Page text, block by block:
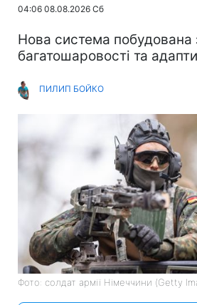
04:06 08.08.2026 Сб
Нова система побудована
багатошаровості та
ПИЛИП БОЙКО
Фото: солдат армії Німеччини (Getty